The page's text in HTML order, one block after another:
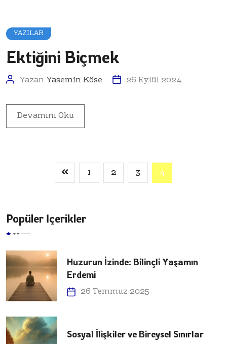
YAZILAR
Ektiğini Biçmek
Yazan Yasemin Köse 26 Eylül 2024
Devamını Oku
1 2 3 4
Popüler İçerikler
Huzurun İzinde: Bilinçli Yaşamın
Erdemi
26 Temmuz 2025
Sosyal İlişkiler ve Bireysel Sınırlar